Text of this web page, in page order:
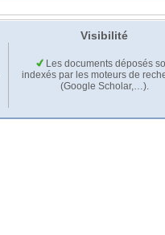
Visibilité
Les documents déposés
indexés par les moteurs de
(Google Scholar,…).